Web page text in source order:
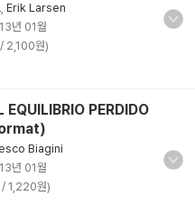
Erik Larsen
년 01월
2,100원)
EQUILIBRIO PERDIDO
Biagini
년 01월
1,220원)